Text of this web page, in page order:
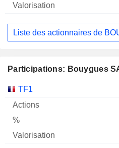
Liste des actionnaires de
Participations: Bouygues
Nom Actions
TF1